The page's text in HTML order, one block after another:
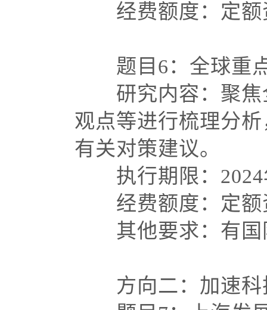
经费额度：定额
题目 6：全球重
研究内容：聚焦
观点等进行梳理分
有关对策建议。
执行期限：
经费额度：定额
其他要求：有国
方向二：加速科